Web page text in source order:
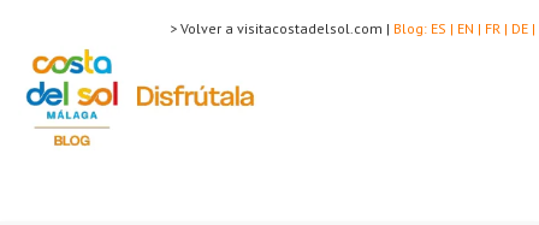
DE |
FR |
EN |
ES |
Blog:
> Volver a visitacostadelsol.com |